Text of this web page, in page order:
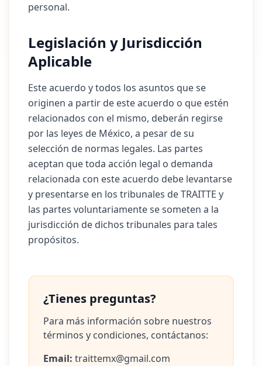
personal.
Legislación y Jurisdicción
Aplicable
Este acuerdo y todos los asuntos que se
originen a partir de este acuerdo o que estén
relacionados con el mismo, deberán regirse
por las leyes de México, a pesar de su
selección de normas legales. Las partes
aceptan que toda acción legal o demanda
relacionada con este acuerdo debe levantarse
y presentarse en los tribunales de TRAITTE y
las partes voluntariamente se someten a la
jurisdicción de dichos tribunales para tales
propósitos.
¿Tienes preguntas?
Para más información sobre nuestros
términos y condiciones, contáctanos:
Email: traittemx@gmail.com